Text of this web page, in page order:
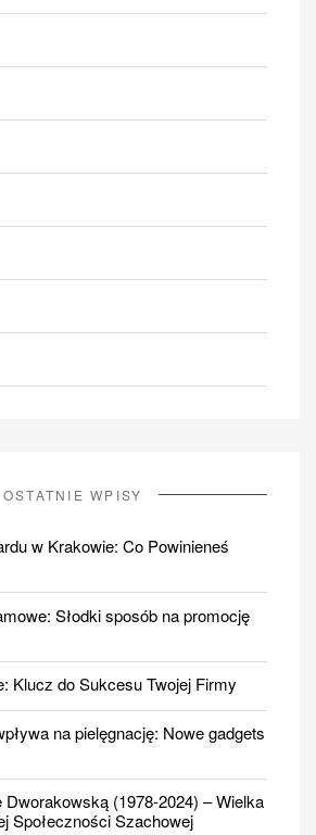
OSTATNIE WPISY
w Krakowie: Co Powinieneś
Słodki sposób na promocję
Klucz do Sukcesu Twojej Firmy
na pielęgnację: Nowe gadgets
(1978-2024) – Wielka
Społeczności Szachowej